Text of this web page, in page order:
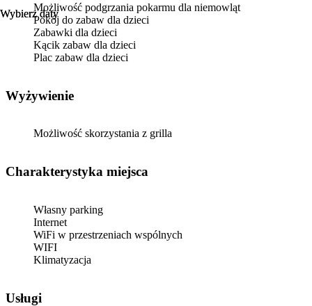
Wybierz daty
Wybierz daty
Możliwość podgrzania pokarmu dla niemowląt
Pokój do zabaw dla dzieci
Zabawki dla dzieci
Kącik zabaw dla dzieci
Plac zabaw dla dzieci
Wyżywienie
Możliwość skorzystania z grilla
Charakterystyka miejsca
Własny parking
Internet
WiFi w przestrzeniach wspólnych
WIFI
Klimatyzacja
Usługi